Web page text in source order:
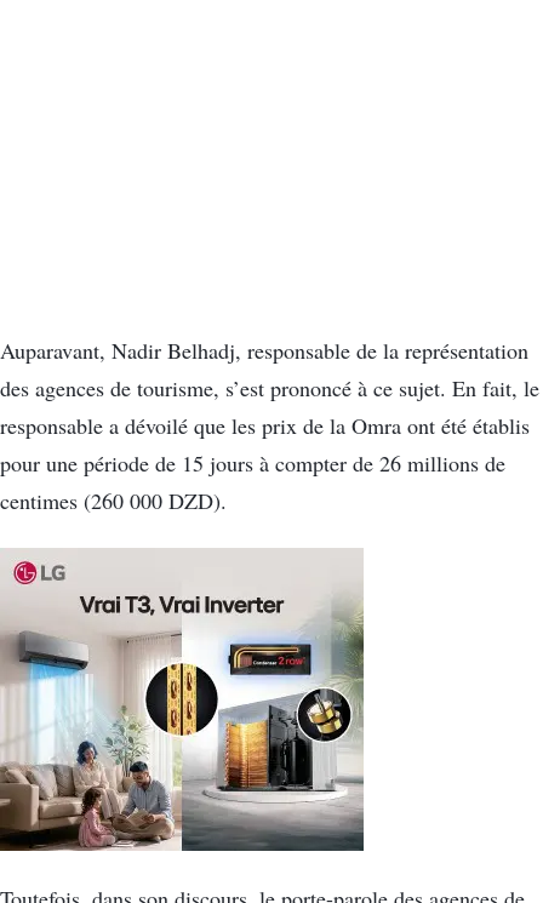
Auparavant, Nadir Belhadj, responsable de la représentation
des agences de tourisme, s’est prononcé à ce sujet. En fait, le
responsable a dévoilé que les prix de la Omra ont été établis
pour une période de 15 jours à compter de 26 millions de
centimes (260 000 DZD).